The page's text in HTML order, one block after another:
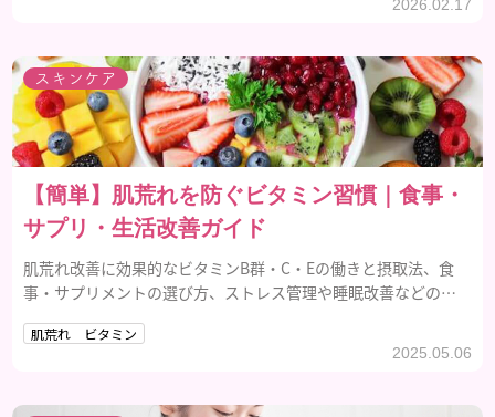
2026.02.17
スキンケア
【簡単】肌荒れを防ぐビタミン習慣｜食事・
サプリ・生活改善ガイド
肌荒れ改善に効果的なビタミンB群・C・Eの働きと摂取法、食
事・サプリメントの選び方、ストレス管理や睡眠改善などの生
肌荒れ ビタミン
2025.05.06